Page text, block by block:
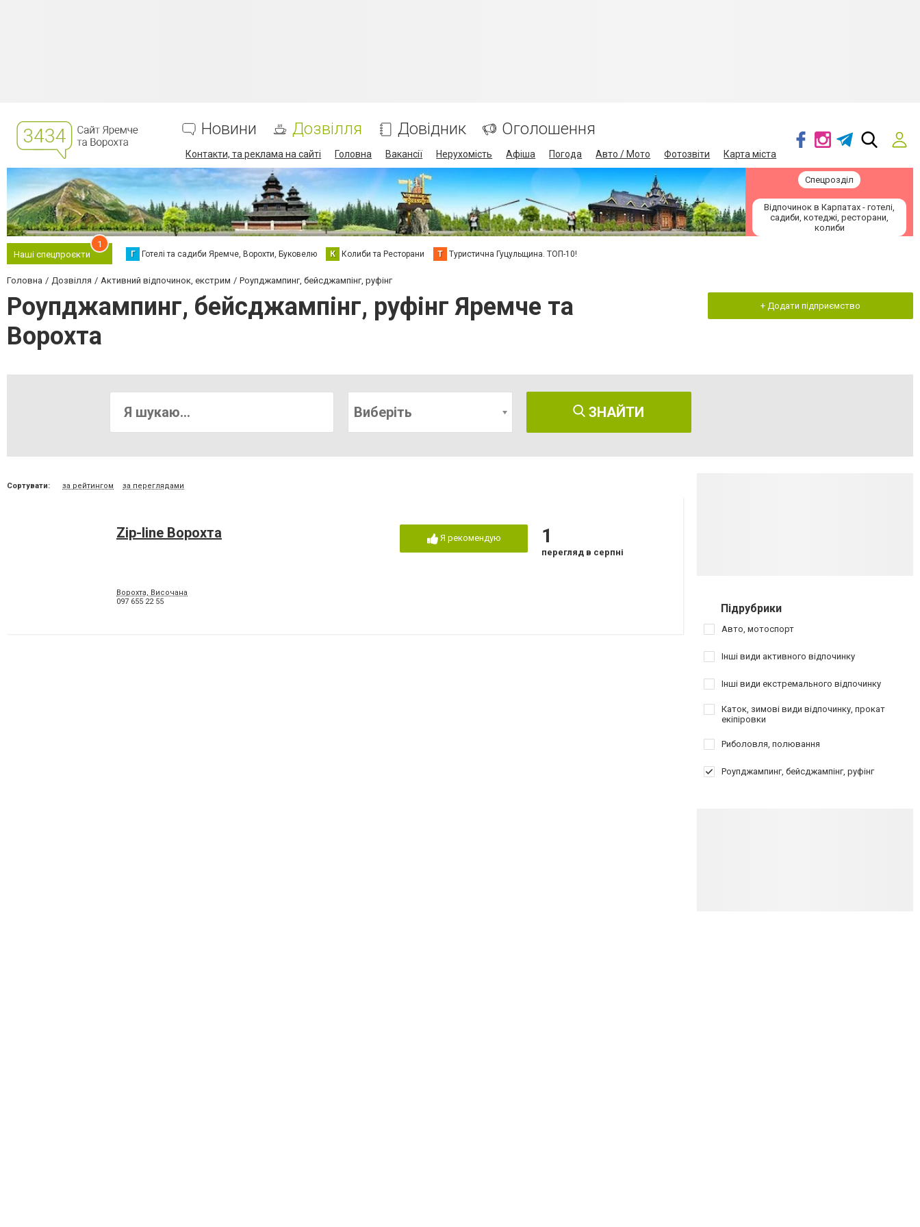
Новини Дозвілля Довідник Оголошення
Контакти, та реклама на сайті Головна Вакансії Нерухомість Афіша Погода Авто / Мото Фотозвіти Карта міста
Спецрозділ
Відпочинок в Карпатах - готелі,
садиби, котеджі, ресторани,
колиби
Наші спецпроєкти
1
Г Готелі та садиби Яремче, Ворохти, Буковелю К Колиби та Ресторани Т Туристична Гуцульщина. ТОП-10!
Головна Дозвілля Активний відпочинок, екстрим Роупджампинг, бейсджампінг, руфінг
Роупджампинг, бейсджампінг, руфінг Яремче та
Ворохта
+ Додати підприємство
Виберіть ЗНАЙТИ
Сортувати: за рейтингом за переглядами
Zip-line Ворохта
Ворохта, Височана
097 655 22 55
Я рекомендую 1
перегляд в серпні
Підрубрики
Авто, мотоспорт
Інші види активного відпочинку
Інші види екстремального відпочинку
Каток, зимові види відпочинку, прокат
екіпіровки
Риболовля, полювання
Роупджампинг, бейсджампінг, руфінг